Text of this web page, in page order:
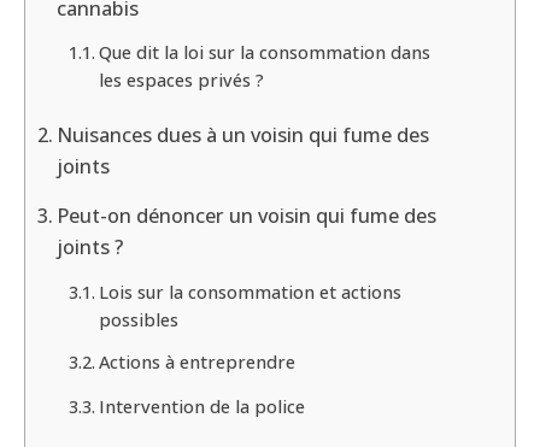
cannabis
Que dit la loi sur la consommation dans
les espaces privés ?
Nuisances dues à un voisin qui fume des
joints
Peut-on dénoncer un voisin qui fume des
joints ?
Lois sur la consommation et actions
possibles
Actions à entreprendre
Intervention de la police